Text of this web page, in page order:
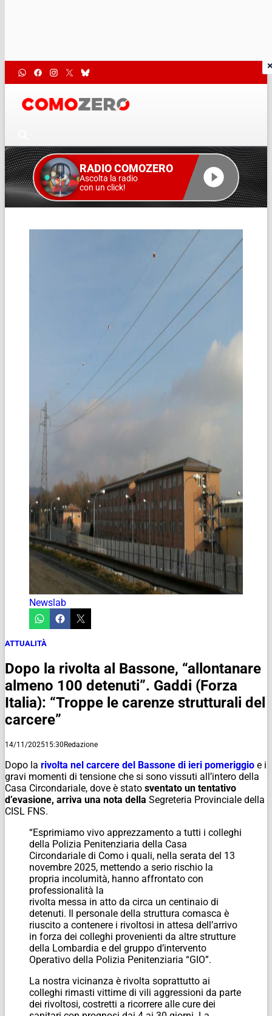
RADIO COMOZERO
Ascolta la radio
con un click!
Newslab
ATTUALITÀ
Dopo la rivolta al Bassone, “allontanare
almeno 100 detenuti”. Gaddi (Forza
Italia): “Troppe le carenze strutturali del
carcere”
14/11/202515:30Redazione
Dopo la rivolta nel carcere del Bassone di ieri pomeriggio e i
gravi momenti di tensione che si sono vissuti all’intero della
Casa Circondariale, dove è stato sventato un tentativo
d’evasione, arriva una nota della Segreteria Provinciale della
CISL FNS.
“Esprimiamo vivo apprezzamento a tutti i colleghi
della Polizia Penitenziaria della Casa
Circondariale di Como i quali, nella serata del 13
novembre 2025, mettendo a serio rischio la
propria incolumità, hanno affrontato con
professionalità la
rivolta messa in atto da circa un centinaio di
detenuti. Il personale della struttura comasca è
riuscito a contenere i rivoltosi in attesa dell’arrivo
in forza dei colleghi provenienti da altre strutture
della Lombardia e del gruppo d’intervento
Operativo della Polizia Penitenziaria “GIO”.
La nostra vicinanza è rivolta soprattutto ai
colleghi rimasti vittime di vili aggressioni da parte
dei rivoltosi, costretti a ricorrere alle cure dei